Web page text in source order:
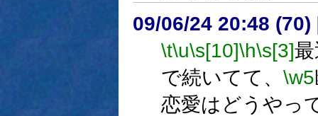
09/06/24 20:48 (70)
\t\u\s[10]\h\s[3]
で続いてて、 \w5
恋愛はどうやっ